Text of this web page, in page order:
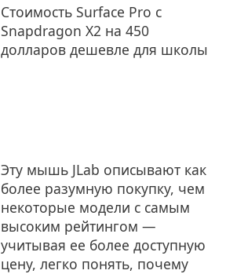
Стоимость Surface Pro с
Snapdragon X2 на 450
долларов дешевле для школы
Эту мышь JLab описывают как
более разумную покупку, чем
некоторые модели с самым
высоким рейтингом —
учитывая ее более доступную
цену, легко понять, почему